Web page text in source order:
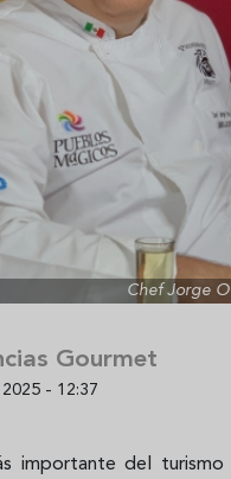
Chef Jorge
Gourmet
- 12:37
importante del turismo